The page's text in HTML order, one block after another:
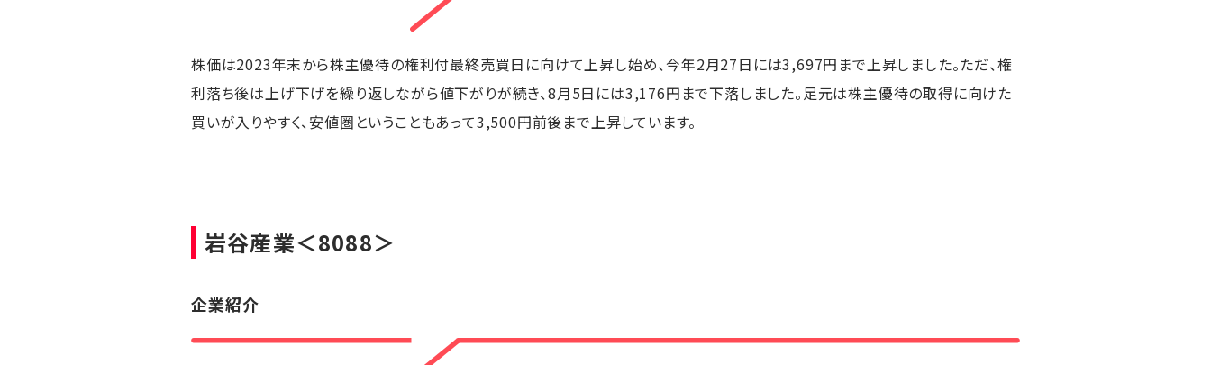
株価は2023年末から株主優待の権利付最終売買日に向けて上昇し始め、今年2月27日には3,697円まで上昇しました。ただ、権
利落ち後は上げ下げを繰り返しながら値下がりが続き、8月5日には3,176円まで下落しました。足元は株主優待の取得に向けた
買いが入りやすく、安値圏ということもあって3,500円前後まで上昇しています。
岩谷産業＜8088＞
企業紹介